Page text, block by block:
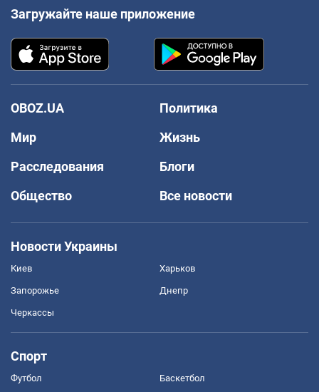
Загружайте наше приложение
OBOZ.UA
Политика
Мир
Жизнь
Расследования
Блоги
Общество
Все новости
Новости Украины
Киев Харьков
Запорожье Днепр
Черкассы
Спорт
Футбол Баскетбол